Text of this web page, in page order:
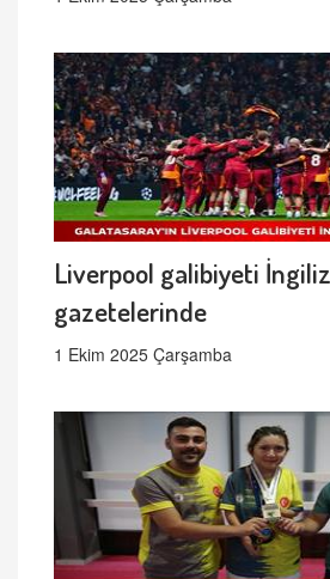
Liverpool galibiyeti İngiliz
gazetelerinde
1 Ekim 2025 Çarşamba